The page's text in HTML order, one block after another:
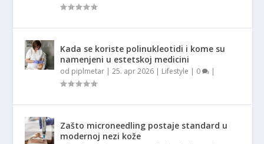
Kada se koriste polinukleotidi i kome su
namenjeni u estetskoj medicini
od piplmetar |25. apr 2026 | Lifestyle | 0 |
Zašto microneedling postaje standard u
modernoj nezi kože